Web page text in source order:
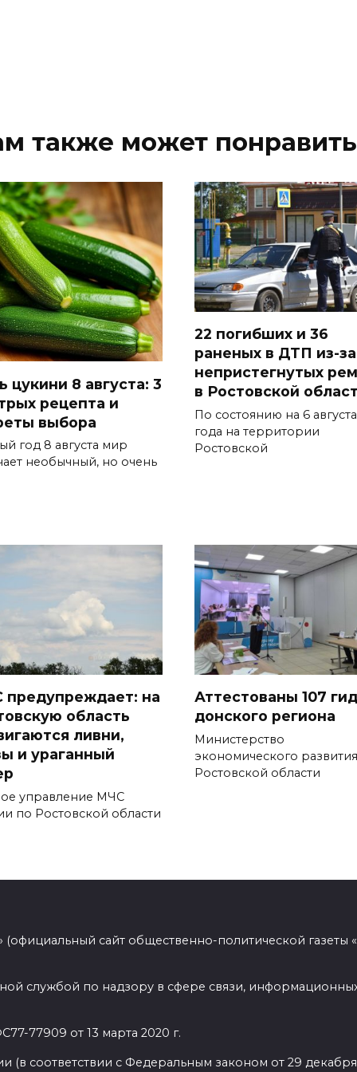
также может
цукини 8 августа: 3
рецепта и
выбора
год 8 августа мир
необычный, но очень
22 погибших и 36
раненых в ДТП из-за
непристегнутых
в Ростовской
По состоянию на 6
года на территории
Ростовской
на
область
ливни,
и ураганный
управление МЧС
по Ростовской области
Аттестованы 107
донского региона
Министерство
экономического развития
Ростовской области
сайт общественно-политической газеты
службой по надзору в сфере связи,
77909 от 13 марта 2020 г.
соответствии с Федеральным законом от 29